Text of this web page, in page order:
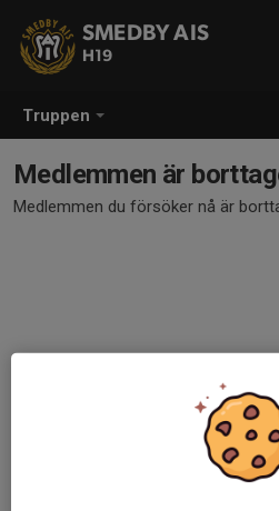
Truppen
SMEDBY AIS
H19
Medlemmen är
Medlemmen du försöker nå är